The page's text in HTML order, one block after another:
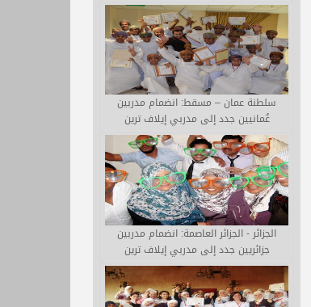
سلطنة عمان – مسقط: انضمام مدربين
عُمانيين جدد إلى مدربي إيلاف ترين
الجزائر - الجزائر العاصمة: انضمام مدربين
جزائريين جدد إلى مدربي إيلاف ترين